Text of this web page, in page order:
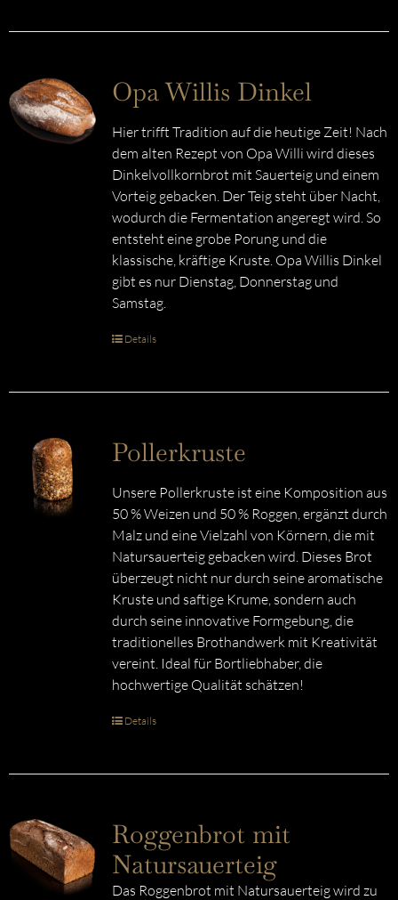
Opa Willis Dinkel
Hier trifft Tradition auf die heutige Zeit! Nach
dem alten Rezept von Opa Willi wird dieses
Dinkelvollkornbrot mit Sauerteig und einem
Vorteig gebacken. Der Teig steht über Nacht,
wodurch die Fermentation angeregt wird. So
entsteht eine grobe Porung und die
klassische, kräftige Kruste. Opa Willis Dinkel
gibt es nur Dienstag, Donnerstag und
Samstag.
Details
Pollerkruste
Unsere Pollerkruste ist eine Komposition aus
50 % Weizen und 50 % Roggen, ergänzt durch
Malz und eine Vielzahl von Körnern, die mit
Natursauerteig gebacken wird. Dieses Brot
überzeugt nicht nur durch seine aromatische
Kruste und saftige Krume, sondern auch
durch seine innovative Formgebung, die
traditionelles Brothandwerk mit Kreativität
vereint. Ideal für Bortliebhaber, die
hochwertige Qualität schätzen!
Details
Roggenbrot mit
Natursauerteig
Das Roggenbrot mit Natursauerteig wird zu